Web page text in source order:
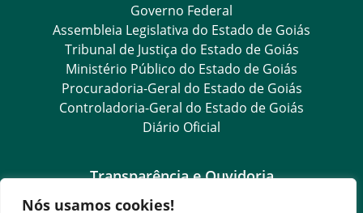
Nós usamos cookies!
Governo Federal
Assembleia Legislativa do Estado de Goiás
Tribunal de Justiça do Estado de Goiás
Ministério Público do Estado de Goiás
Procuradoria-Geral do Estado de Goiás
Controladoria-Geral do Estado de Goiás
Diário Oficial
Transparência e Ouvidoria